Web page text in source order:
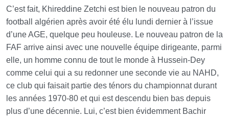
C’est fait, Khireddine Zetchi est bien le nouveau patron du
football algérien après avoir été élu lundi dernier à l’issue
d’une AGE, quelque peu houleuse. Le nouveau patron de la
FAF arrive ainsi avec une nouvelle équipe dirigeante, parmi
elle, un homme connu de tout le monde à Hussein-Dey
comme celui qui a su redonner une seconde vie au NAHD,
ce club qui faisait partie des ténors du championnat durant
les années 1970-80 et qui est descendu bien bas depuis
plus d’une décennie. Lui, c’est bien évidemment Bachir